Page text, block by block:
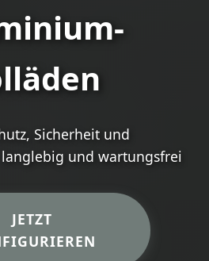
Sicherheit und
und wartungsfrei
JETZT